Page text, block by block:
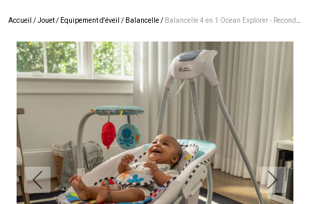
Accueil /Jouet/ Équipement d'éveil / Balancelle/ Balancelle 4 en 1 Ocean Explorer - Reconditionné